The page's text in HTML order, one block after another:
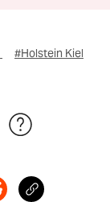
#Holstein Kiel